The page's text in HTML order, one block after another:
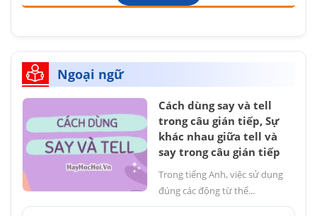
Ngoại ngữ
Cách dùng say và tell
trong câu gián tiếp, Sự
khác nhau giữa tell và
say trong câu gián tiếp
Trong tiếng Anh, việc sử dụng
đúng các động từ thể...